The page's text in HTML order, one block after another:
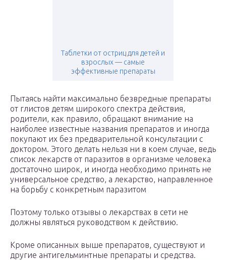
Таблетки от остриц для детей и
взрослых — самые
эффективные препараты
Пытаясь найти максимально безвредные препараты
от глистов детям широкого спектра действия,
родители, как правило, обращают внимание на
наиболее известные названия препаратов и иногда
покупают их без предварительной консультации с
доктором. Этого делать нельзя ни в коем случае, ведь
список лекарств от паразитов в организме человека
достаточно широк, и иногда необходимо принять не
универсальное средство, а лекарство, направленное
на борьбу с конкретным паразитом
Поэтому только отзывы о лекарствах в сети не
должны являться руководством к действию.
Кроме описанных выше препаратов, существуют и
другие антигельминтные препараты и средства.